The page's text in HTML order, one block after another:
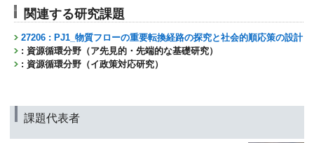
関連する研究課題
27206 : PJ1_物質フローの重要転換経路の探究と社会的順応策の設計
: 資源循環分野（ア先見的・先端的な基礎研究）
: 資源循環分野（イ政策対応研究）
課題代表者